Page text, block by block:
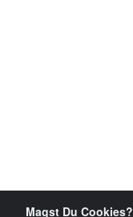
Magst Du Cookies?